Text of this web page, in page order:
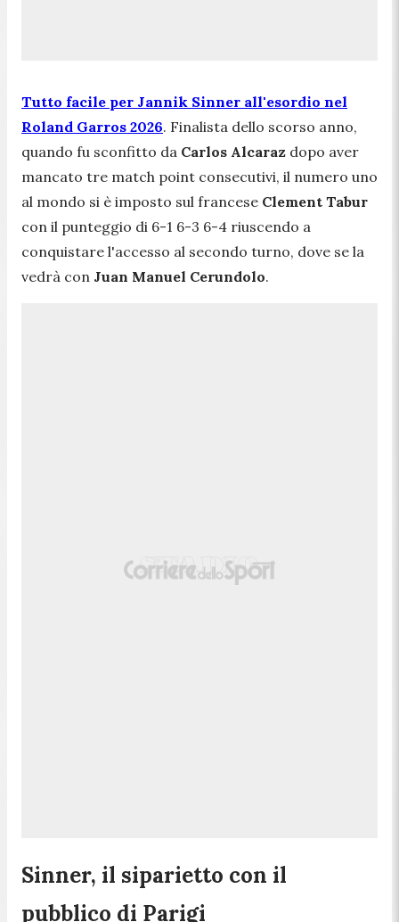
Tutto facile per Jannik Sinner all'esordio nel
Roland Garros 2026. Finalista dello scorso anno,
quando fu sconfitto da Carlos Alcaraz dopo aver
mancato tre match point consecutivi, il numero uno
al mondo si è imposto sul francese Clement Tabur
con il punteggio di 6-1 6-3 6-4 riuscendo a
conquistare l'accesso al secondo turno, dove se la
vedrà con Juan Manuel Cerundolo.
Sinner, il siparietto con il
pubblico di Parigi